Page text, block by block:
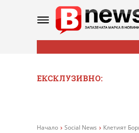
ЕКСКЛУЗИВНО:
Начало Social News Клетият